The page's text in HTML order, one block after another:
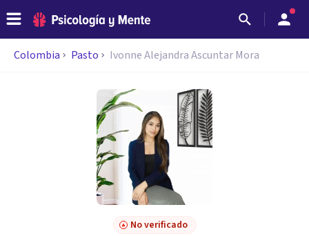
Colombia Pasto Ivonne Alejandra Ascuntar Mora
No verificado